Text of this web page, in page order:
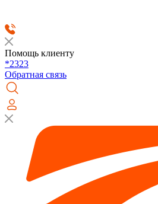
Помощь клиенту
*2323
Обратная связь